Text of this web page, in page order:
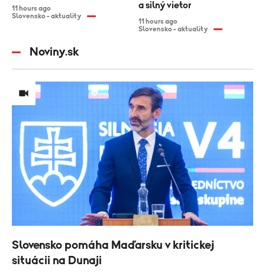
11 hours ago
Slovensko - aktuality
a silný vietor
11 hours ago
Slovensko - aktuality
Noviny.sk
Slovensko pomáha Maďarsku v kritickej
situácii na Dunaji